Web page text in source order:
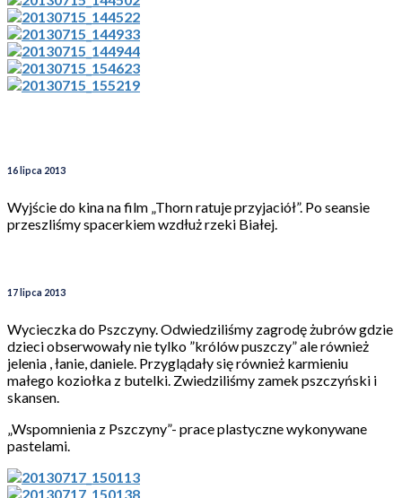
16 lipca 2013
Wyjście do kina na film „Thorn ratuje przyjaciół”. Po seansie
przeszliśmy spacerkiem wzdłuż rzeki Białej.
17 lipca 2013
Wycieczka do Pszczyny. Odwiedziliśmy zagrodę żubrów gdzie
dzieci obserwowały nie tylko ”królów puszczy” ale również
jelenia , łanie, daniele. Przyglądały się również karmieniu
małego koziołka z butelki. Zwiedziliśmy zamek pszczyński i
skansen.
„Wspomnienia z Pszczyny”- prace plastyczne wykonywane
pastelami.